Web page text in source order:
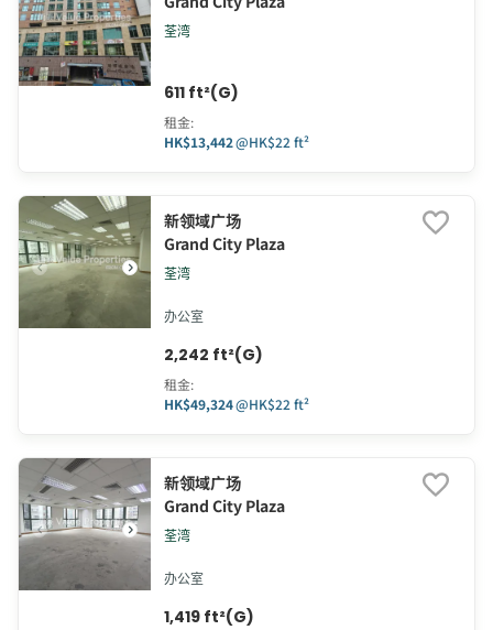
荃湾
611 ft²(G)
租金:
HK$13,442@HK$22 ft²
新领域广场
Grand City Plaza
荃湾
办公室
2,242 ft²(G)
租金:
HK$49,324@HK$22 ft²
新领域广场
Grand City Plaza
荃湾
办公室
1,419 ft²(G)